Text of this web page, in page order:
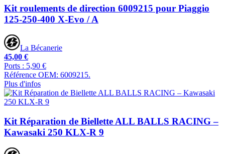
Kit roulements de direction 6009215 pour Piaggio
125-250-400 X-Evo / A
La Bécanerie
45,00 €
Ports : 5,90 €
Référence OEM: 6009215.
Plus d'infos
Kit Réparation de Biellette ALL BALLS RACING –
Kawasaki 250 KLX-R 9